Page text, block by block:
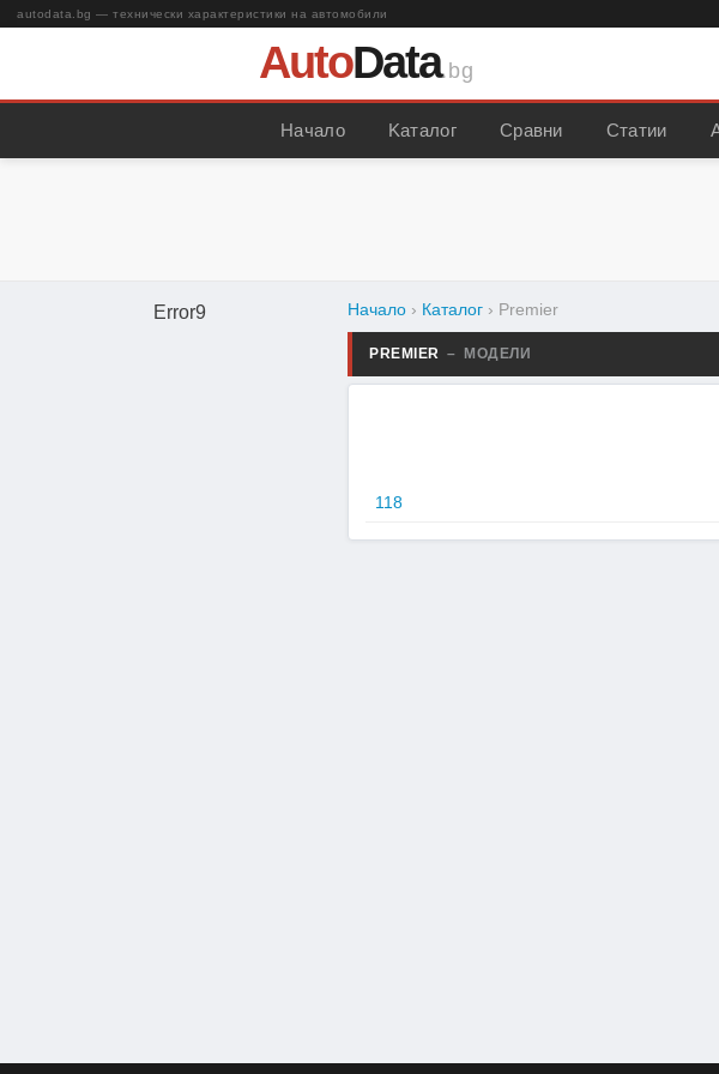
autodata.bg — технически характеристики на автомобили
AutoData.bg
Начало Kаталог Сравни Статии
Error9 Начало › Каталог › Premier
PREMIER – МОДЕЛИ
118